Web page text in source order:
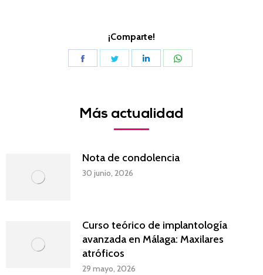
¡Comparte!
Share
Share
Más actualidad
Nota de condolencia
30 junio, 2026
Curso teórico de implantología
avanzada en Málaga: Maxilares
atróficos
29 mayo, 2026